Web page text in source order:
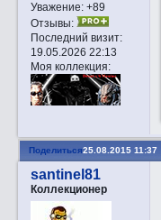
Уважение: +89
Отзывы:
Последний визит:
19.05.2026 22:13
Моя коллекция:
Поделиться25.08.2015 11:37
santinel81
Коллекционер